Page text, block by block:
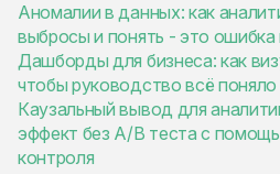
Аномалии в данных: как
выбросы и понять - это ошибка
Дашборды для бизнеса: как
чтобы руководство всё поняло
Каузальный вывод для
эффект без A/B теста с
контроля